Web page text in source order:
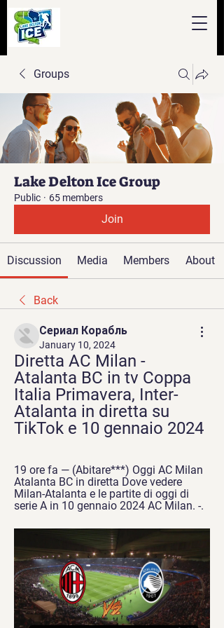
Groups
Lake Delton Ice Group
Public · 65 members
Join
Discussion Media Members About
Back
Сериал Корабль
January 10, 2024
Diretta AC Milan -
Atalanta BC in tv Coppa
Italia Primavera, Inter-
Atalanta in diretta su
TikTok e 10 gennaio 2024
19 ore fa — (Abitare***) Oggi AC Milan
Atalanta BC in diretta Dove vedere
Milan-Atalanta e le partite di oggi di
serie A in 10 gennaio 2024 AC Milan. -.